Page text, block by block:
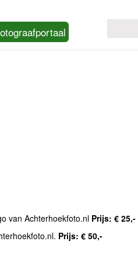
van Achterhoekfoto.nl Prijs: € 25,-
Prijs: € 50,-